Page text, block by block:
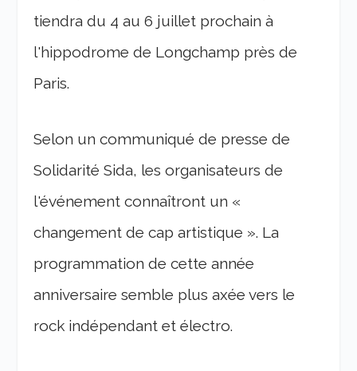
tiendra du 4 au 6 juillet prochain à
l'hippodrome de Longchamp près de
Paris.
Selon un communiqué de presse de
Solidarité Sida, les organisateurs de
l'événement connaîtront un «
changement de cap artistique ». La
programmation de cette année
anniversaire semble plus axée vers le
rock indépendant et électro.